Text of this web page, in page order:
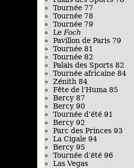
Tournée 77
Tournée 78
Tournée 79
Le Foch
Pavillon de Paris 79
Tournée 81
Tournée 82
Palais des Sports 82
Tournée africaine 84
Zénith 84
Fête de l’Huma 85
Bercy 87
Bercy 90
Tournée d’été 91
Bercy 92
Parc des Princes 93
La Cigale 94
Bercy 95
Tournée d’été 96
Las Vegas